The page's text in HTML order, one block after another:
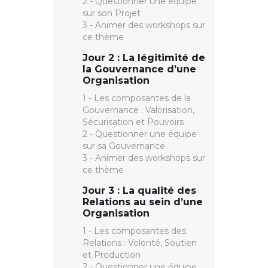
sur son Projet
3 - Animer des workshops sur
ce thème
Jour 2 : La légitimité de
la Gouvernance d’une
Organisation
1 - Les composantes de la
Gouvernance : Valorisation,
Sécurisation et Pouvoirs
2 - Questionner une équipe
sur sa Gouvernance
3 - Animer des workshops sur
ce thème
Jour 3 : La qualité des
Relations au sein d’une
Organisation
1 - Les composantes des
Relations : Volonté, Soutien
et Production